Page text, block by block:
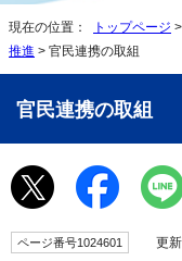
現在の位置： トップページ >
推進 > 官民連携の取組
官民連携の取組
ページ番号1024601 更新